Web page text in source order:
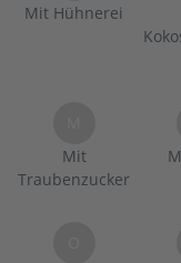
Mit Hühnerei
Mit
Traubenzucker